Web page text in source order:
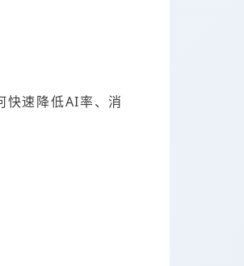
快速降低AI率、消